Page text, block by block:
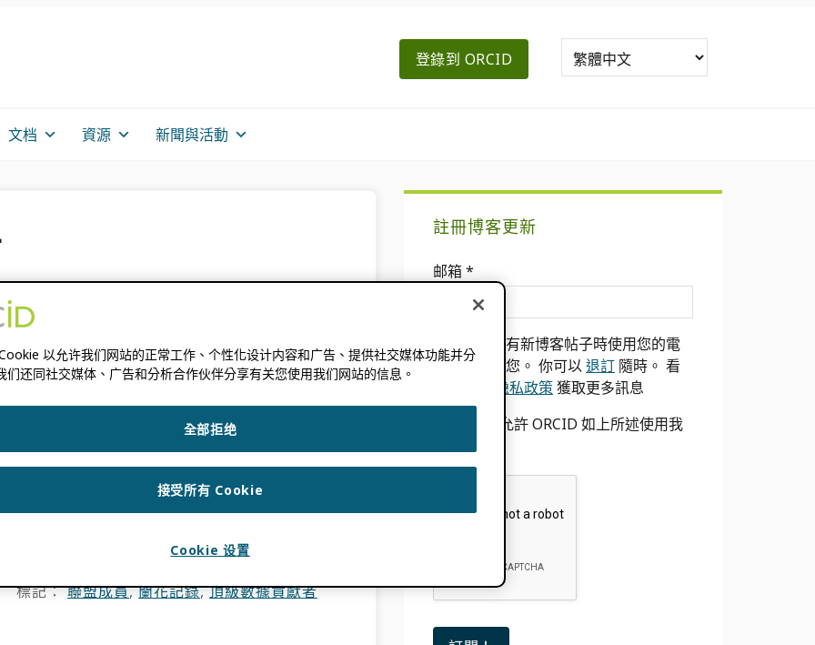
登錄到 ORCID
文档 資源 新聞與活動
多年來致力於促進丹
ARRAIZA
邁出了重要一步，成立了國家聯盟，致力於整
標記：聯盟成員,蘭花記錄,頂級數據貢獻者
側
欄
註冊博客更新
邮箱*
我們只會在有新博客帖子時使用您的電
子郵件通知您。 你可以退訂 隨時。 看
隐私政策獲取更多訊息
我同意允許 ORCID 如上所述使用我
的電子郵件
以允许我们网站的正常工作、个性化设计内容和广告、提供社交媒体功能并分
们还同社交媒体、广告和分析合作伙伴分享有关您使用我们网站的信息。
全部拒绝
接受所有 Cookie
Cookie 设置